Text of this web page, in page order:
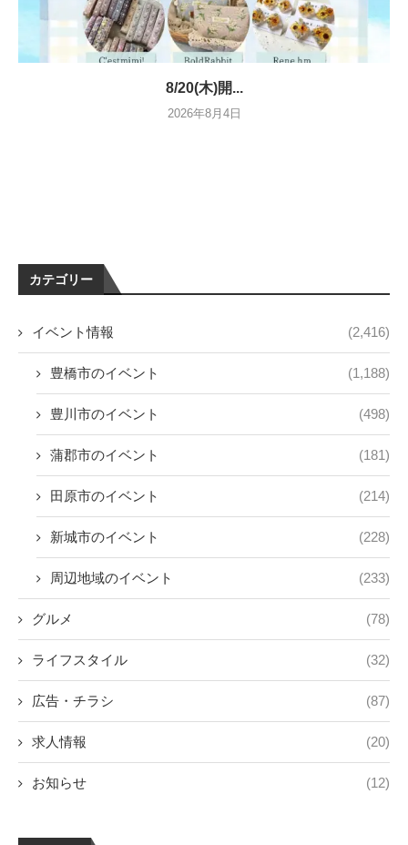
8/20(木)開...
2026年8月4日
カテゴリー
イベント情報 (2,416)
豊橋市のイベント (1,188)
豊川市のイベント (498)
蒲郡市のイベント (181)
田原市のイベント (214)
新城市のイベント (228)
周辺地域のイベント (233)
グルメ (78)
ライフスタイル (32)
広告・チラシ (87)
求人情報 (20)
お知らせ (12)